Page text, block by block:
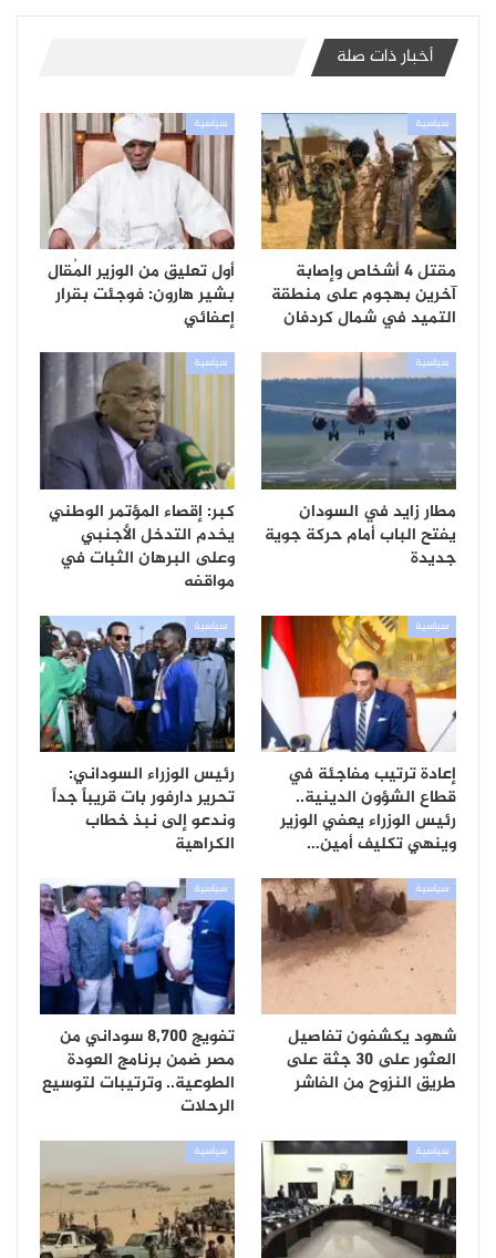
أخبار ذات صلة
سياسية
مقتل 4 أشخاص وإصابة
آخرين بهجوم على منطقة
التميد في شمال كردفان
سياسية
أول تعليق من الوزير المُقال
بشير هارون: فوجئت بقرار
إعفائي
سياسية
مطار زايد في السودان
يفتح الباب أمام حركة جوية
جديدة
سياسية
كبر: إقصاء المؤتمر الوطني
يخدم التدخل الأجنبي
وعلى البرهان الثبات في
مواقفه
سياسية
إعادة ترتيب مفاجئة في
قطاع الشؤون الدينية..
رئيس الوزراء يعفي الوزير
وينهي تكليف أمين…
سياسية
رئيس الوزراء السوداني:
تحرير دارفور بات قريباً جداً
وندعو إلى نبذ خطاب
الكراهية
سياسية
شهود يكشفون تفاصيل
العثور على 30 جثة على
طريق النزوح من الفاشر
سياسية
تفويج 8,700 سوداني من
مصر ضمن برنامج العودة
الطوعية.. وترتيبات لتوسيع
الرحلات
سياسية سياسية